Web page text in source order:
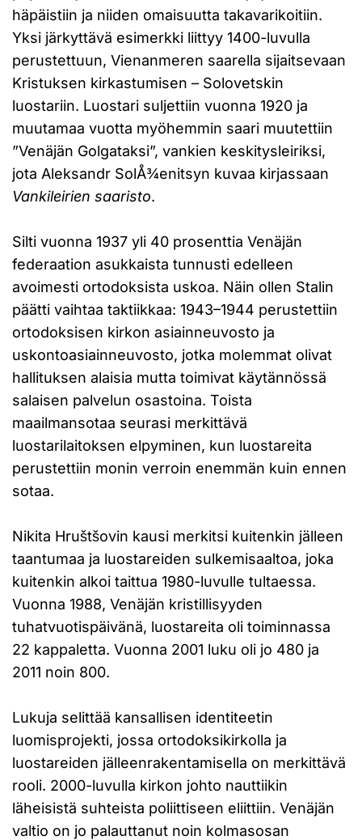
häpäistiin ja niiden omaisuutta takavarikoitiin.
Yksi järkyttävä esimerkki liittyy 1400-luvulla
perustettuun, Vienanmeren saarella sijaitsevaan
Kristuksen kirkastumisen – Solovetskin
luostariin. Luostari suljettiin vuonna 1920 ja
muutamaa vuotta myöhemmin saari muutettiin
”Venäjän Golgataksi”, vankien keskitysleiriksi,
jota Aleksandr SolÅ¾enitsyn kuvaa kirjassaan
Vankileirien saaristo.
Silti vuonna 1937 yli 40 prosenttia Venäjän
federaation asukkaista tunnusti edelleen
avoimesti ortodoksista uskoa. Näin ollen Stalin
päätti vaihtaa taktiikkaa: 1943–1944 perustettiin
ortodoksisen kirkon asiainneuvosto ja
uskontoasiainneuvosto, jotka molemmat olivat
hallituksen alaisia mutta toimivat käytännössä
salaisen palvelun osastoina. Toista
maailmansotaa seurasi merkittävä
luostarilaitoksen elpyminen, kun luostareita
perustettiin monin verroin enemmän kuin ennen
sotaa.
Nikita Hruštšovin kausi merkitsi kuitenkin jälleen
taantumaa ja luostareiden sulkemisaaltoa, joka
kuitenkin alkoi taittua 1980-luvulle tultaessa.
Vuonna 1988, Venäjän kristillisyyden
tuhatvuotispäivänä, luostareita oli toiminnassa
22 kappaletta. Vuonna 2001 luku oli jo 480 ja
2011 noin 800.
Lukuja selittää kansallisen identiteetin
luomisprojekti, jossa ortodoksikirkolla ja
luostareiden jälleenrakentamisella on merkittävä
rooli. 2000-luvulla kirkon johto nauttiikin
läheisistä suhteista poliittiseen eliittiin. Venäjän
valtio on jo palauttanut noin kolmasosan